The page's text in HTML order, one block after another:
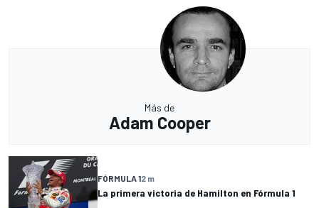
Más de
Adam Cooper
FÓRMULA 12 m
La primera victoria de Hamilton en Fórmula 1